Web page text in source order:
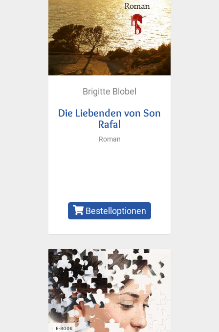
Brigitte Blobel
Die Liebenden von Son
Rafal
Roman
Bestelloptionen